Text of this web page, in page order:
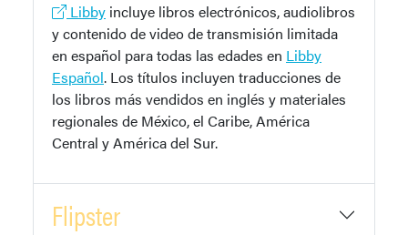
Libby incluye libros electrónicos, audiolibros
y contenido de video de transmisión limitada
en español para todas las edades en Libby
Español. Los títulos incluyen traducciones de
los libros más vendidos en inglés y materiales
regionales de México, el Caribe, América
Central y América del Sur.
Flipster